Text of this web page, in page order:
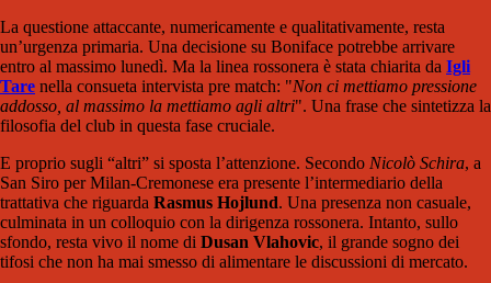
La questione attaccante, numericamente e qualitativamente, resta
un’urgenza primaria. Una decisione su Boniface potrebbe arrivare
entro al massimo lunedì. Ma la linea rossonera è stata chiarita da Igli
Tare nella consueta intervista pre match: "Non ci mettiamo pressione
addosso, al massimo la mettiamo agli altri". Una frase che sintetizza la
filosofia del club in questa fase cruciale.
E proprio sugli “altri” si sposta l’attenzione. Secondo Nicolò Schira, a
San Siro per Milan-Cremonese era presente l’intermediario della
trattativa che riguarda Rasmus Hojlund. Una presenza non casuale,
culminata in un colloquio con la dirigenza rossonera. Intanto, sullo
sfondo, resta vivo il nome di Dusan Vlahovic, il grande sogno dei
tifosi che non ha mai smesso di alimentare le discussioni di mercato.